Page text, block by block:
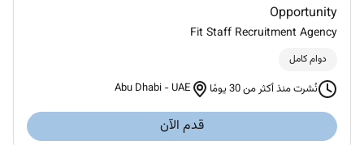
Opportunity
Fit Staff Recruitment Agency
دوام كامل
نُشرت منذ أكثر من 30 يومًا Abu Dhabi -UAE
قدم الآن